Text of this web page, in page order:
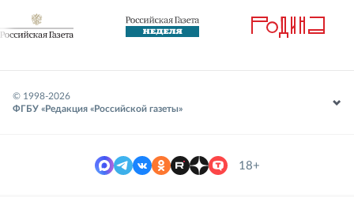
© 1998-2026
ФГБУ «Редакция «Российской газеты»
18+